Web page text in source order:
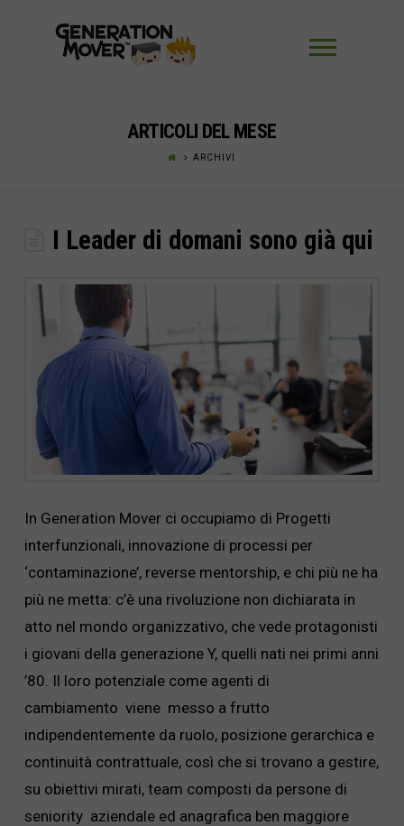
ARTICOLI DEL MESE
ARCHIVI
I Leader di domani sono già qui
In Generation Mover ci occupiamo di Progetti
interfunzionali, innovazione di processi per
‘contaminazione’, reverse mentorship, e chi più ne ha
più ne metta: c’è una rivoluzione non dichiarata in
atto nel mondo organizzativo, che vede protagonisti
i giovani della generazione Y, quelli nati nei primi anni
’80. Il loro potenziale come agenti di
cambiamento viene messo a frutto
indipendentemente da ruolo, posizione gerarchica e
continuità contrattuale, così che si trovano a gestire,
su obiettivi mirati, team composti da persone di
seniority aziendale ed anagrafica ben maggiore